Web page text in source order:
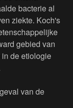
bacterie al
ziekte. Koch's
gebied van
de etiologie
van de